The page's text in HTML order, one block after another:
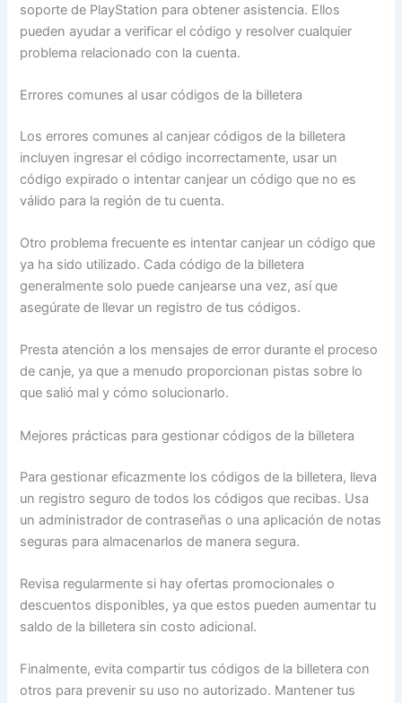
soporte de PlayStation para obtener asistencia. Ellos
pueden ayudar a verificar el código y resolver cualquier
problema relacionado con la cuenta.
Errores comunes al usar códigos de la billetera
Los errores comunes al canjear códigos de la billetera
incluyen ingresar el código incorrectamente, usar un
código expirado o intentar canjear un código que no es
válido para la región de tu cuenta.
Otro problema frecuente es intentar canjear un código que
ya ha sido utilizado. Cada código de la billetera
generalmente solo puede canjearse una vez, así que
asegúrate de llevar un registro de tus códigos.
Presta atención a los mensajes de error durante el proceso
de canje, ya que a menudo proporcionan pistas sobre lo
que salió mal y cómo solucionarlo.
Mejores prácticas para gestionar códigos de la billetera
Para gestionar eficazmente los códigos de la billetera, lleva
un registro seguro de todos los códigos que recibas. Usa
un administrador de contraseñas o una aplicación de notas
seguras para almacenarlos de manera segura.
Revisa regularmente si hay ofertas promocionales o
descuentos disponibles, ya que estos pueden aumentar tu
saldo de la billetera sin costo adicional.
Finalmente, evita compartir tus códigos de la billetera con
otros para prevenir su uso no autorizado. Mantener tus